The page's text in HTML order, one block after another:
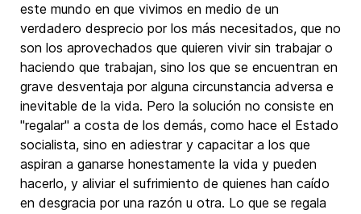
este mundo en que vivimos en medio de un
verdadero desprecio por los más necesitados, que no
son los aprovechados que quieren vivir sin trabajar o
haciendo que trabajan, sino los que se encuentran en
grave desventaja por alguna circunstancia adversa e
inevitable de la vida. Pero la solución no consiste en
"regalar" a costa de los demás, como hace el Estado
socialista, sino en adiestrar y capacitar a los que
aspiran a ganarse honestamente la vida y pueden
hacerlo, y aliviar el sufrimiento de quienes han caído
en desgracia por una razón u otra. Lo que se regala